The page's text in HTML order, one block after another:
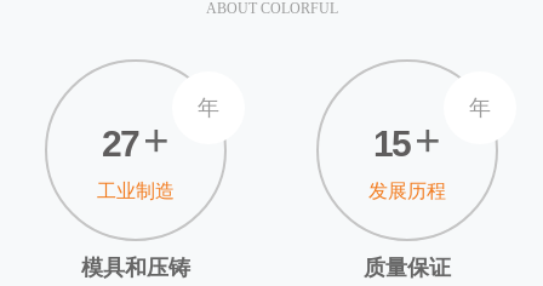
ABOUT COLORFUL
27+
年
工业制造
模具和压铸
15+
年
发展历程
质量保证